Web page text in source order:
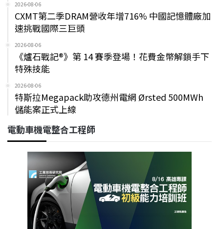
2026-08-06
CXMT第二季DRAM營收年增716% 中國記憶體廠加
速挑戰國際三巨頭
2026-08-06
《爐石戰記®》第 14 賽季登場！花費金幣解鎖手下
特殊技能
2026-08-06
特斯拉Megapack助攻德州電網 Ørsted 500MWh
儲能案正式上線
電動車機電整合工程師